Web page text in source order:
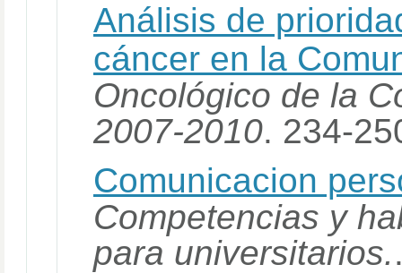
Análisis de
cáncer en la
Oncológico de la
2007-2010. 234-
Comunicacion
Competencias y
para universitarios.